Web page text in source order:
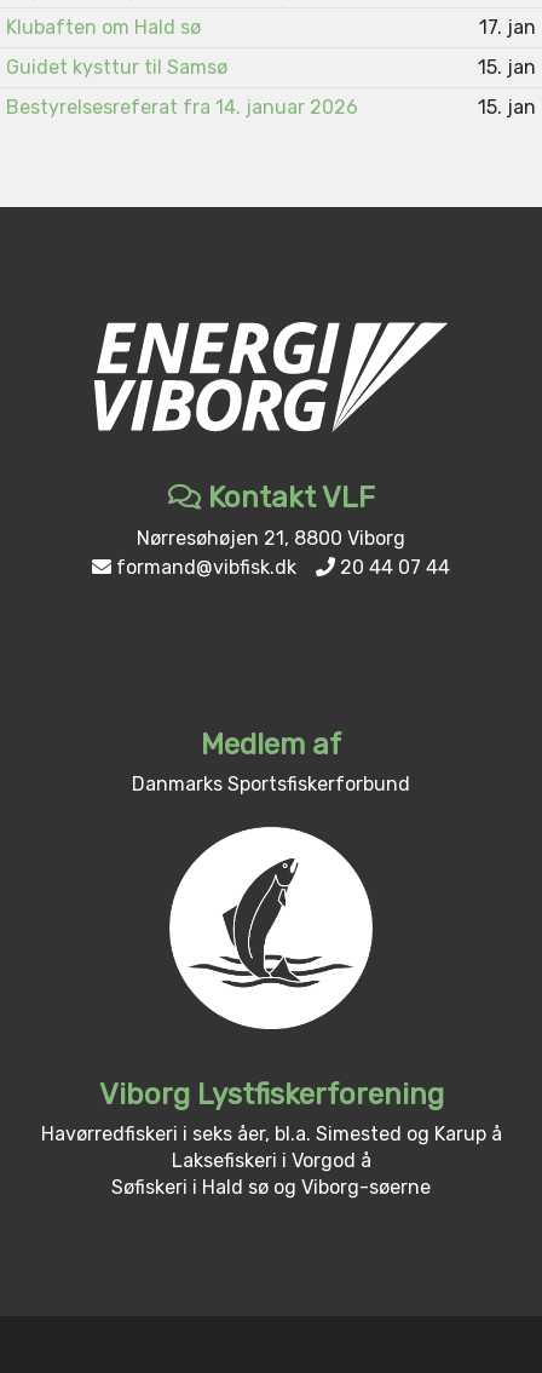
Klubaften om Hald sø
17. jan
Guidet kysttur til Samsø
15. jan
Bestyrelsesreferat fra 14. januar 2026
15. jan
Kontakt VLF
Nørresøhøjen 21, 8800 Viborg
formand@vibfisk.dk
20 44 07 44
Medlem af
Danmarks Sportsfiskerforbund
Viborg Lystfiskerforening
Havørredfiskeri i seks åer, bl.a. Simested og Karup å
Laksefiskeri i Vorgod å
Søfiskeri i Hald sø og Viborg-søerne